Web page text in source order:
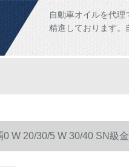
自動車オイルを代
精進しております。
W 20/30/5 W 30/40 SN級